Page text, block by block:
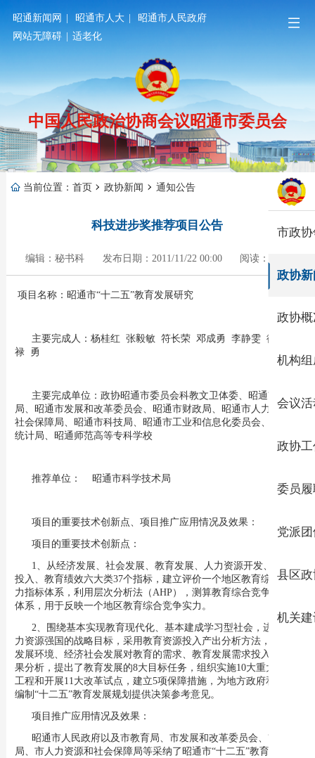
昭通新闻网 | 昭通市人大 |
昭通市人民政府
网站无障碍 | 适老化
中国人民政治协商会议昭通市委员会
市政
政协新
政协概
机构组
会议活
政协工
委员履
党派
县区政
机关建
当前位置： 首页 政协新闻 通知公告
科技进步奖推荐项目公告
编辑：秘书科 发布日期：2011/11/22 00:00 阅读：1023
项目名称：昭通市“十二五”教育发展研究
主要完成人：杨桂红 张毅敏 符长荣 邓成勇 李静雯 徐 韬
禄 勇
主要完成单位：政协昭通市委员会科教文卫体委、昭通市教育
局、昭通市发展和改革委员会、昭通市财政局、昭通市人力资源和
社会保障局、昭通市科技局、昭通市工业和信息化委员会、昭通市
统计局、昭通师范高等专科学校
推荐单位： 昭通市科学技术局
项目的重要技术创新点、项目推广应用情况及效果：
项目的重要技术创新点：
1、从经济发展、社会发展、教育发展、人力资源开发、教育
投入、教育绩效六大类37个指标，建立评价一个地区教育综合竞争
力指标体系，利用层次分析法（AHP），测算教育综合竞争力指标
体系，用于反映一个地区教育综合竞争实力。
2、围绕基本实现教育现代化、基本建成学习型社会，进入人
力资源强国的战略目标，采用教育资源投入产出分析方法，从教育
发展环境、经济社会发展对教育的需求、教育发展需求投入产出效
果分析，提出了教育发展的8大目标任务，组织实施10大重大项目
工程和开展11大改革试点，建立5项保障措施，为地方政府和部门
编制“十二五”教育发展规划提供决策参考意见。
项目推广应用情况及效果：
昭通市人民政府以及市教育局、市发展和改革委员会、市财政
局、市人力资源和社会保障局等采纳了昭通市“十二五”教育发展研